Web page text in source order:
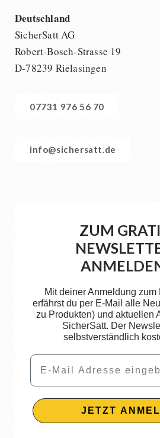
Deutschland
SicherSatt AG
Robert-Bosch-Strasse 19
D-78239 Rielasingen
07731 976 56 70
info@sichersatt.de
ZUM
Mit deiner Anmeldung zum
erfährst du per E-Mail alle
zu Produkten) und aktuellen
SicherSatt. Der
selbstverständlich
Email
JETZT